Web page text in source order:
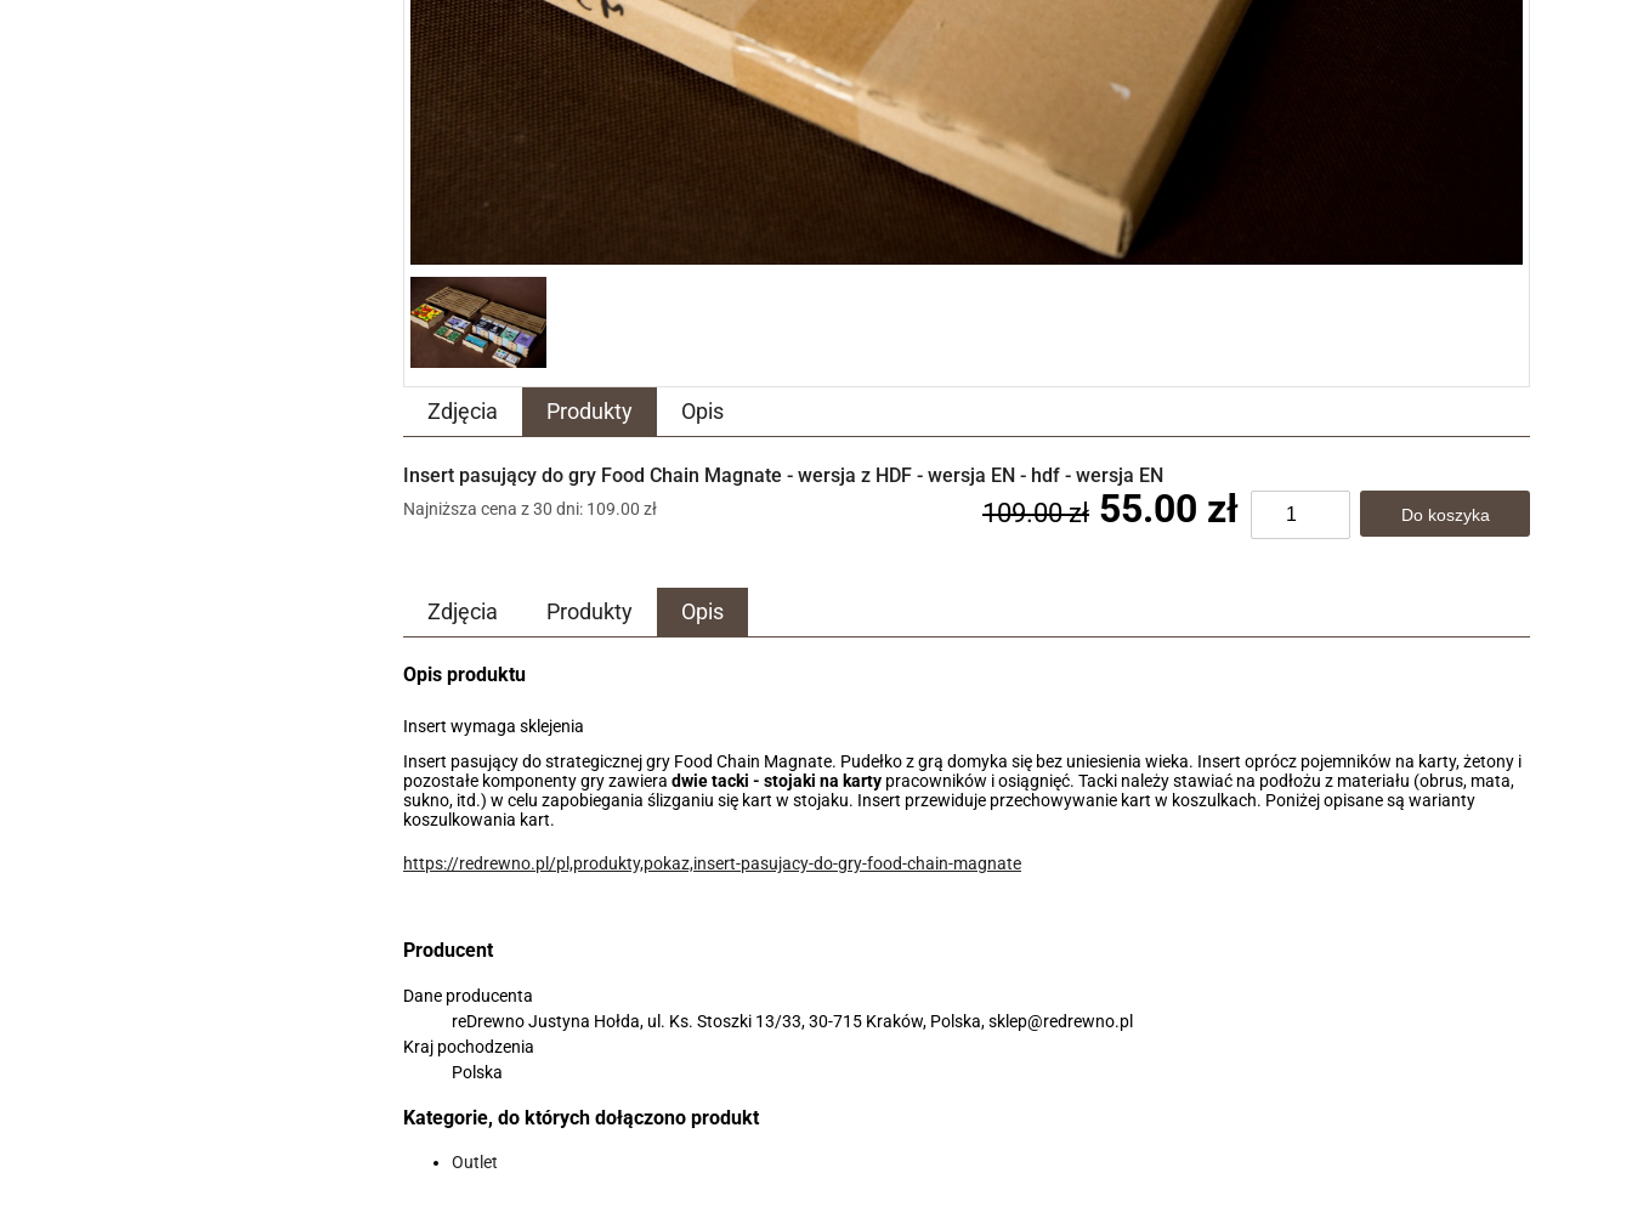
Zdjęcia Produkty Opis
Insert pasujący do gry Food Chain Magnate - wersja z HDF - wersja EN - hdf - wersja EN
Najniższa cena z 30 dni: 109.00 zł 109.00 zł 55.00 zł
Zdjęcia Produkty Opis
Opis produktu
Insert wymaga sklejenia
Insert pasujący do strategicznej gry Food Chain Magnate. Pudełko z grą domyka się bez uniesienia wieka. Insert oprócz pojemników na karty, żetony i
pozostałe komponenty gry zawiera dwie tacki - stojaki na karty pracowników i osiągnięć. Tacki należy stawiać na podłożu z materiału (obrus, mata,
sukno, itd.) w celu zapobiegania ślizganiu się kart w stojaku. Insert przewiduje przechowywanie kart w koszulkach. Poniżej opisane są warianty
koszulkowania kart.
https://redrewno.pl/pl,produkty,pokaz,insert-pasujacy-do-gry-food-chain-magnate
Producent
Dane producenta
reDrewno Justyna Hołda, ul. Ks. Stoszki 13/33, 30-715 Kraków, Polska, sklep@redrewno.pl
Kraj pochodzenia
Polska
Kategorie, do których dołączono produkt
Outlet